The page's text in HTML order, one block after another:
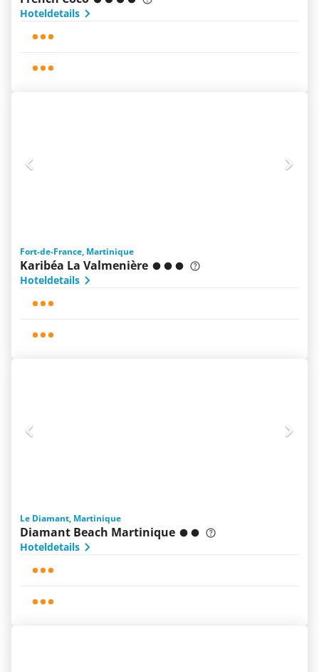
Hoteldetails
Fort-de-France, Martinique
Karibéa La Valmenière
Hoteldetails
Le Diamant, Martinique
Diamant Beach Martinique
Hoteldetails